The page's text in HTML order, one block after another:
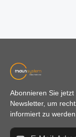
Abonnieren Sie
Newsletter, um
informiert zu
E-Mail-Adresse*